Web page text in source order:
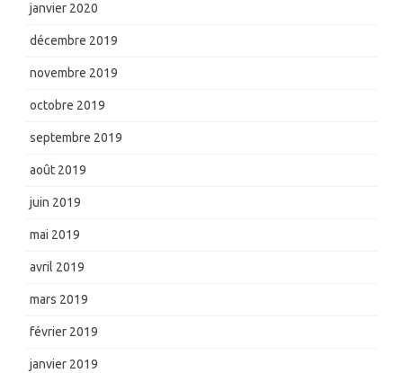
janvier 2020
décembre 2019
novembre 2019
octobre 2019
septembre 2019
août 2019
juin 2019
mai 2019
avril 2019
mars 2019
février 2019
janvier 2019